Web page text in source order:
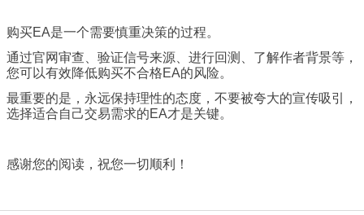
购买EA是一个需要慎重决策的过程。
通过官网审查、验证信号来源、进行回测、了解作者背景等，
您可以有效降低购买不合格EA的风险。
最重要的是，永远保持理性的态度，不要被夸大的宣传吸引，
选择适合自己交易需求的EA才是关键。
感谢您的阅读，祝您一切顺利！